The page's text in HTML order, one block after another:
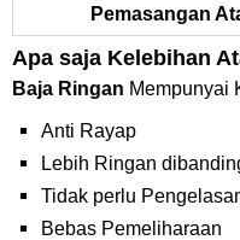
Pemasangan
Apa saja Kelebihan
Baja Ringan Mempunyai
Anti Rayap
Lebih Ringan
Tidak perlu
Bebas Pemeliharaan